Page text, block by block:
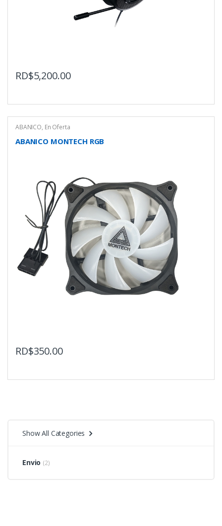
RD$5,200.00
ABANICO, En Oferta
ABANICO MONTECH RGB
RD$350.00
Show All Categories
Envio (2)